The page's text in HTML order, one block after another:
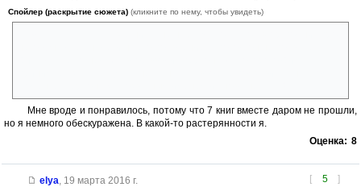
Спойлер (раскрытие сюжета) (кликните по нему, чтобы увидеть)
Мне вроде и понравилось, потому что 7 книг вместе даром не прошли,
но я немного обескуражена. В какой-то растерянности я.
Оценка: 8
[ 5 ]
elya 19 марта 2016 г.